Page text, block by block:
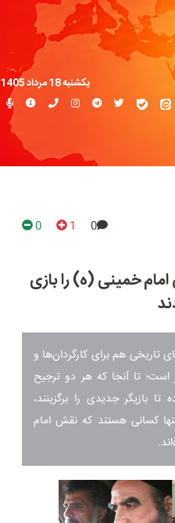
یکشنبه 18 مرداد 1405
0
1
0
امام خمینی (ه) را بازی
هم برای کارگردان‌ها و
است؛ تا آنجا که هر دو ترجیح
بازیگر جدیدی را برگزینند،
کسانی هستند که نقش امام